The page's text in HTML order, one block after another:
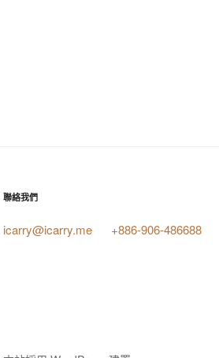
聯絡我們
icarry@icarry.me +886-906-486688